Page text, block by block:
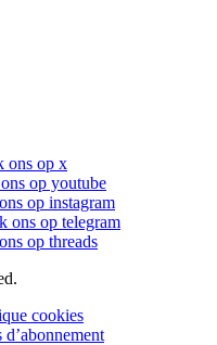
ons op x
op youtube
op instagram
ons op telegram
op threads
cookies